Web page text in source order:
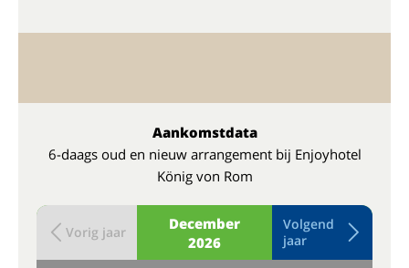
Aankomstdata
6-daags oud en nieuw arrangement bij Enjoyhotel
König von Rom
December
2026
Vorig jaar
Volgend
jaar